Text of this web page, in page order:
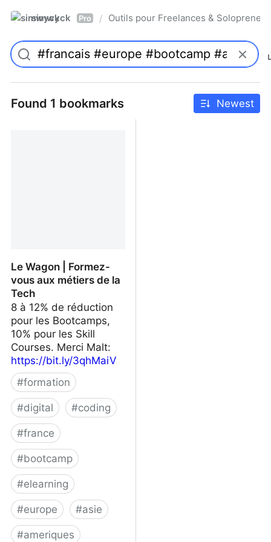
simwyck Pro / Outils pour Freelances &
Found 1 bookmarks Newest
Le Wagon | Formez-
vous aux métiers de la
Tech
8 à 12% de réduction
pour les Bootcamps,
10% pour les Skill
Courses. Merci Malt:
https://bit.ly/3qhMaiV
#formation
#digital #coding
#france
#bootcamp
#elearning
#europe #asie
#ameriques